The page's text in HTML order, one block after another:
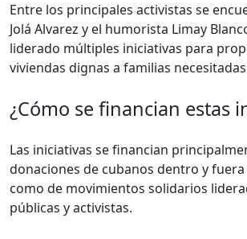
Entre los principales activistas se
Jolá Alvarez y el humorista Limay
liderado múltiples iniciativas para
viviendas dignas a familias
¿Cómo se financian estas
Las iniciativas se financian
donaciones de cubanos dentro y fuera
como de movimientos solidarios
públicas y activistas.